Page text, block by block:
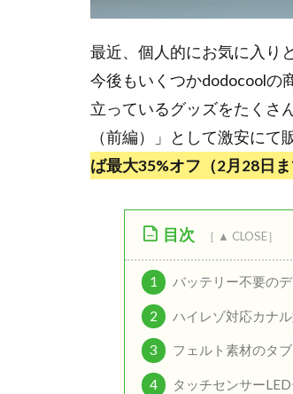
最近、個人的にお気に入り
今後もいくつかdodocoolの
立っているグッズをたくさ
（前編）」として激安にて
ば最大35%オフ（2月28日ま
目次
1 バッテリー不要の
2 ハイレゾ対応カナ
3 フェルト素材のタ
4 タッチセンサー